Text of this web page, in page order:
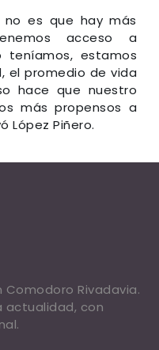
no es que hay más
acceso a
estamos
el promedio de vida
hace que nuestro
más propensos a
López Piñero.
Rivadavia.
actualidad, con